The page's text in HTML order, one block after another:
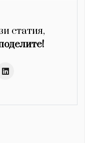
статия,